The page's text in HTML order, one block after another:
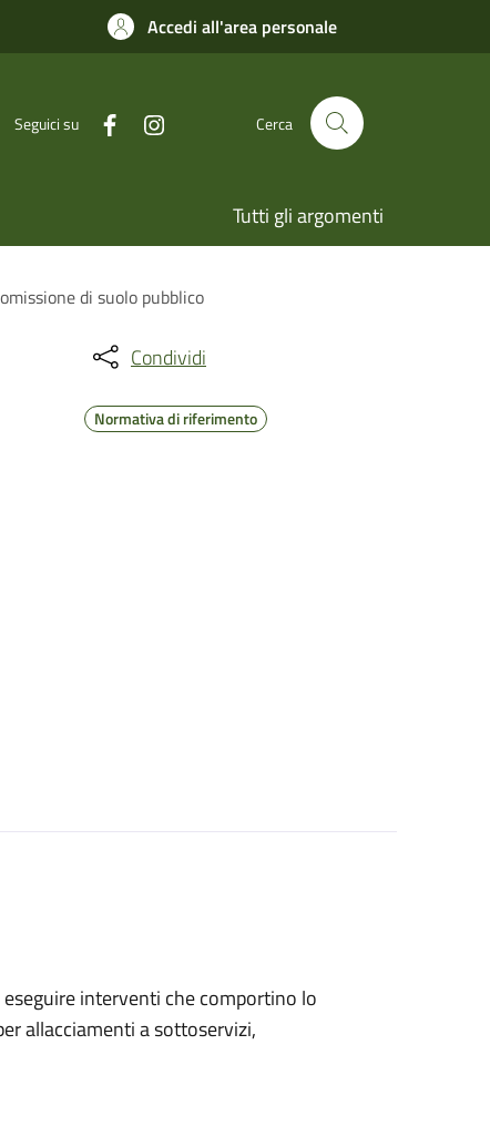
Accedi all'area personale
Seguici su Cerca
Tutti gli argomenti
di suolo pubblico
Condividi
Normativa di riferimento
interventi che comportino lo
allacciamenti a sottoservizi,